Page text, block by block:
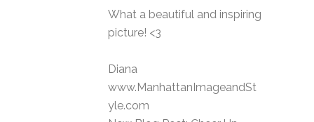
What a beautiful and inspiring
picture! <3
Diana
www.ManhattanImageandSt
yle.com